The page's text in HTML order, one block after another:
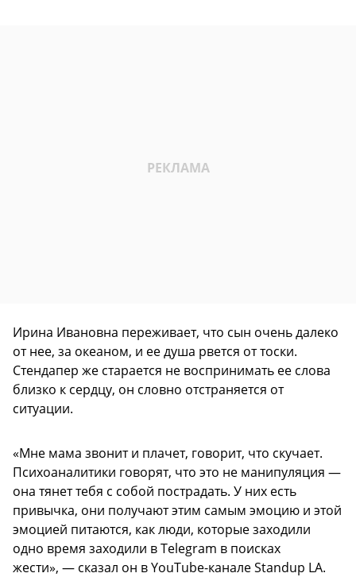
Ирина Ивановна переживает, что сын очень далеко
от нее, за океаном, и ее душа рвется от тоски.
Стендапер же старается не воспринимать ее слова
близко к сердцу, он словно отстраняется от
ситуации.
«Мне мама звонит и плачет, говорит, что скучает.
Психоаналитики говорят, что это не манипуляция —
она тянет тебя с собой пострадать. У них есть
привычка, они получают этим самым эмоцию и этой
эмоцией питаются, как люди, которые заходили
одно время заходили в Telegram в поисках
жести», — сказал он в YouTube-канале Standup LA.